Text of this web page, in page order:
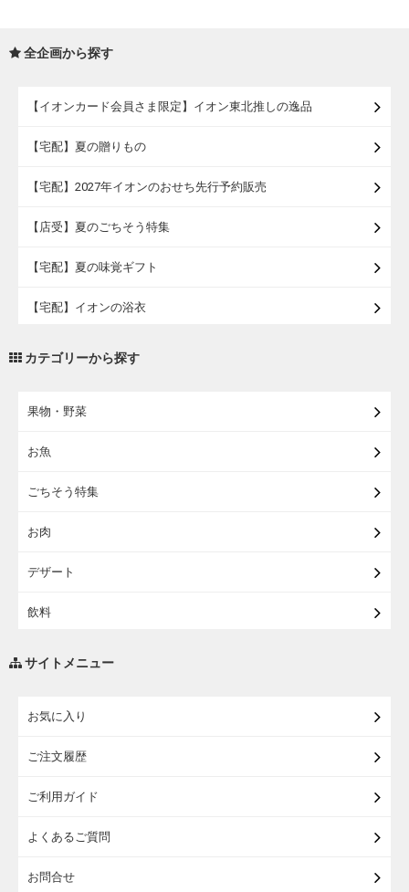
全企画から探す
【イオンカード会員さま限定】イオン東北推しの逸品
【宅配】夏の贈りもの
【宅配】2027年イオンのおせち先行予約販売
【店受】夏のごちそう特集
【宅配】夏の味覚ギフト
【宅配】イオンの浴衣
カテゴリーから探す
果物・野菜
お魚
ごちそう特集
お肉
デザート
飲料
サイトメニュー
お気に入り
ご注文履歴
ご利用ガイド
よくあるご質問
お問合せ